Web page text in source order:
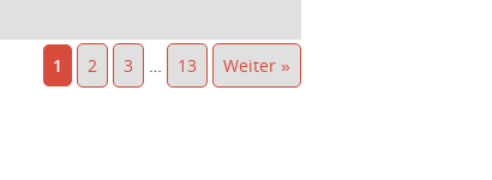
1 2 3 … 13 Weiter »